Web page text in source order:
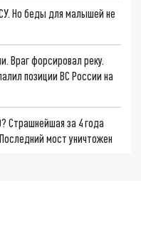
Но беды для малышей не
Враг форсировал реку.
позиции ВС России на
Страшнейшая за 4 года
мост уничтожен